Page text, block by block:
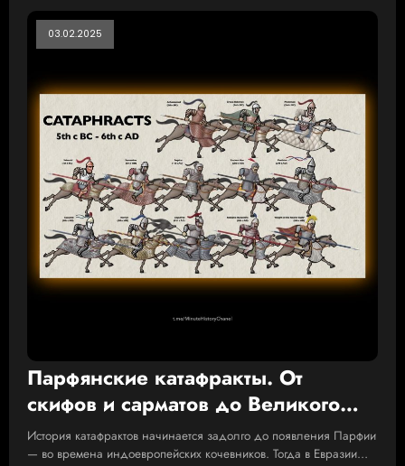
03.02.2025
Парфянские катафракты. От
скифов и сарматов до Великого
Рима
История катафрактов начинается задолго до появления Парфии
— во времена индоевропейских кочевников. Тогда в Евразии…